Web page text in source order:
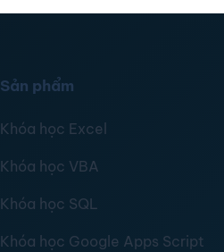
Sản phẩm
Khóa học Excel
Khóa học VBA
Khóa học SQL
Khóa học Google Apps Script